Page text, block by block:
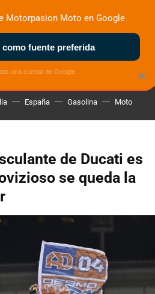
MOTOS ELÉCTRICAS
España Gasolina Moto
de Ducati es
se queda la
×
Motorpasion Moto en Google
como fuente preferida
una cuenta de Google